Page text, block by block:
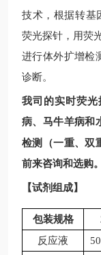
技术，根据转基
荧光探针，用荧
进行体外扩增检
诊断。
我司的实时荧
病、马牛羊病和
检测（一重、双
前来咨询和选购。
【试剂组成】
包装规格
反应液